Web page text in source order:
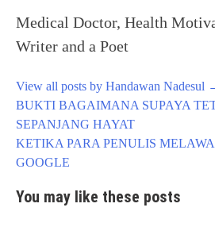
Medical Doctor, Health
Writer and a Poet
View all posts by Handawan Nadesul
Post
navigation
BUKTI BAGAIMANA SUPAYA
SEPANJANG HAYAT
KETIKA PARA PENULIS
GOOGLE
You may like these posts